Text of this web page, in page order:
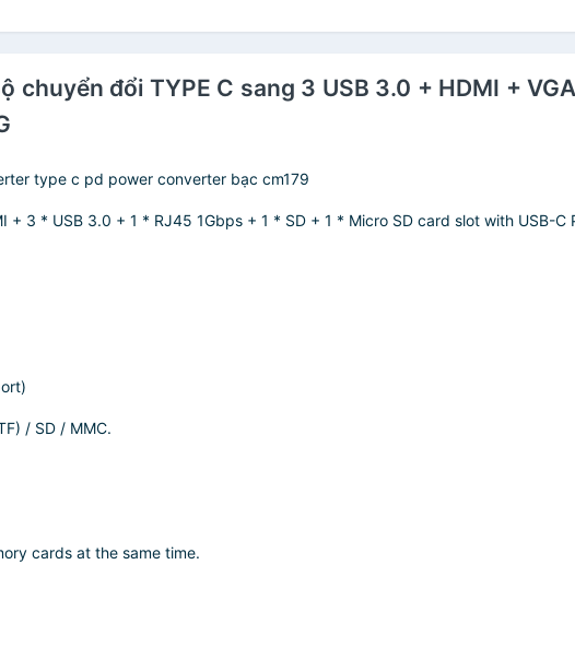
chuyển đổi TYPE C sang 3 USB 3.0 + HDMI +
type c pd power converter bạc cm179
+ 3 * USB 3.0 + 1 * RJ45 1Gbps + 1 * SD + 1 * Micro SD card slot with USB-C
/ SD / MMC.
cards at the same time.